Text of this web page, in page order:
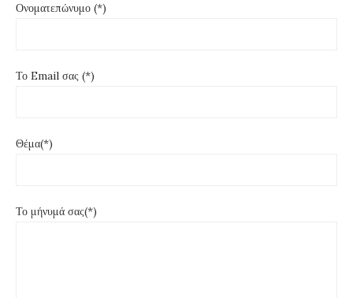
Ονοματεπώνυμο (*)
Το Email σας (*)
Θέμα(*)
Το μήνυμά σας(*)